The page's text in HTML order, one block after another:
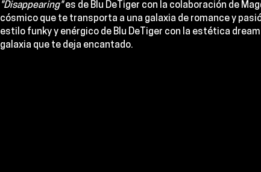
"Disappearing" es de Blu DeTiger con la colaboración de
cósmico que te transporta a una galaxia de romance y
estilo funky y enérgico de Blu DeTiger con la estética
galaxia que te deja encantado.